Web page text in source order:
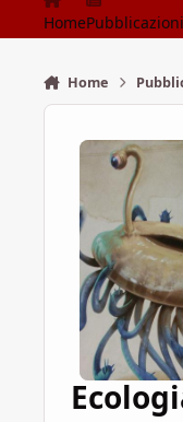
HomePubblicazioni
Home